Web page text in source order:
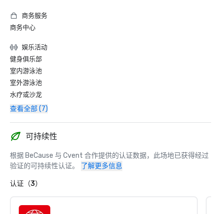
商务服务
商务中心
娱乐活动
健身俱乐部
室内游泳池
室外游泳池
水疗或沙龙
查看全部 (7)
可持续性
根据 BeCause 与 Cvent 合作提供的认证数据，此场地已获得经过
验证的可持续性认证。
了解更多信息
认证（3）